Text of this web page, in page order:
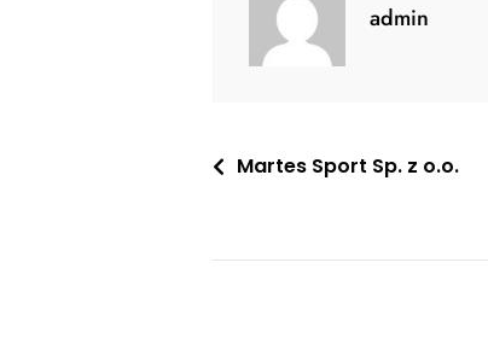
admin
Nawigacja
Martes Sport Sp. z o.o.